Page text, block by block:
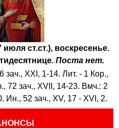
июля ст.ст.), воскресенье.
Поста нет.
зач., XXI, 1-14. Лит. - 1 Кор.,
72 зач., XVII, 14-23. Вмч.: 2
Ин., 52 зач., XV, 17 - XVI, 2.